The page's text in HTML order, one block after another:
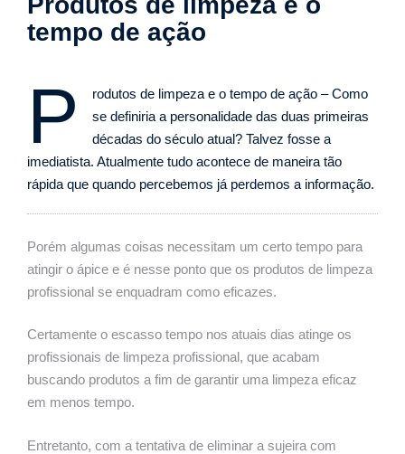
tempo de ação
P
rodutos de limpeza e o tempo de ação – Como
se definiria a personalidade das duas primeiras
décadas do século atual? Talvez fosse a
imediatista. Atualmente tudo acontece de maneira tão
rápida que quando percebemos já perdemos a informação.
Porém algumas coisas necessitam um certo tempo para
atingir o ápice e é nesse ponto que os produtos de limpeza
profissional se enquadram como eficazes.
Certamente o escasso tempo nos atuais dias atinge os
profissionais de limpeza profissional, que acabam
buscando produtos a fim de garantir uma limpeza eficaz
em menos tempo.
Entretanto, com a tentativa de eliminar a sujeira com